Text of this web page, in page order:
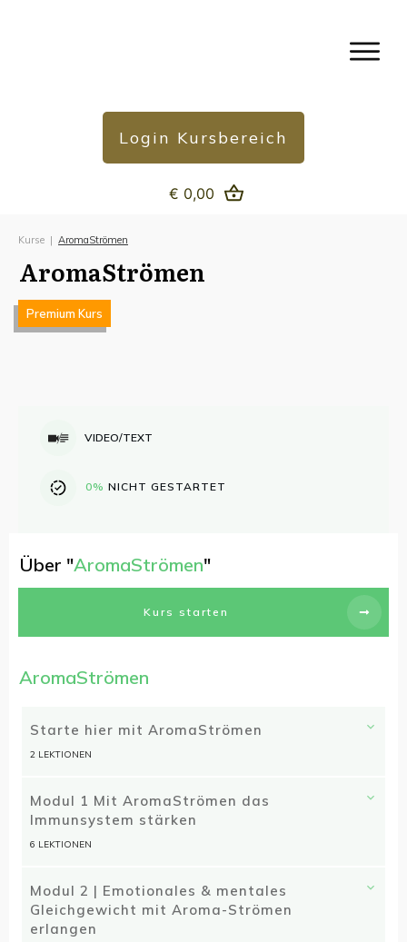
Login Kursbereich
€ 0,00
Kurse | AromaStrömen
AromaStrömen
Premium Kurs
VIDEO/TEXT
0% NICHT GESTARTET
Über "AromaStrömen"
Kurs starten
AromaStrömen
Starte hier mit AromaStrömen
2 LEKTIONEN
Modul 1 Mit AromaStrömen das
Immunsystem stärken
6 LEKTIONEN
Modul 2 | Emotionales & mentales
Gleichgewicht mit Aroma-Strömen
erlangen